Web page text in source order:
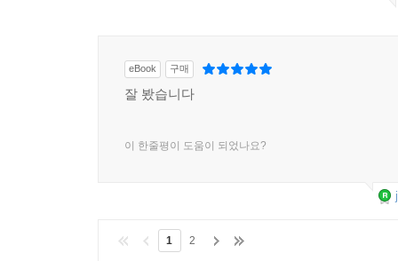
eBook 구매
잘 봤습니다
이 한줄평이 도움이 되었나요?
1 2